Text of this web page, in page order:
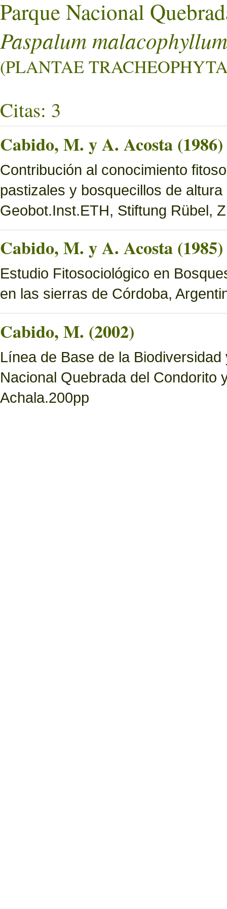
Parque Nacional
Paspalum malacophyllum
(PLANTAE
Citas: 3
Cabido, M. y A. Acosta (1986)
Contribución al conocimiento
pastizales y bosquecillos de
Geobot.Inst.ETH, Stiftung Rübel,
Cabido, M. y A. Acosta (1985)
Estudio Fitosociológico en
en las sierras de Córdoba,
Cabido, M. (2002)
Línea de Base de la
Nacional Quebrada del Condorito
Achala.200pp